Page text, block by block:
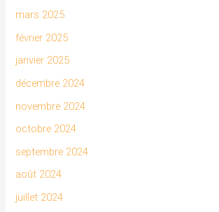
mars 2025
février 2025
janvier 2025
décembre 2024
novembre 2024
octobre 2024
septembre 2024
août 2024
juillet 2024